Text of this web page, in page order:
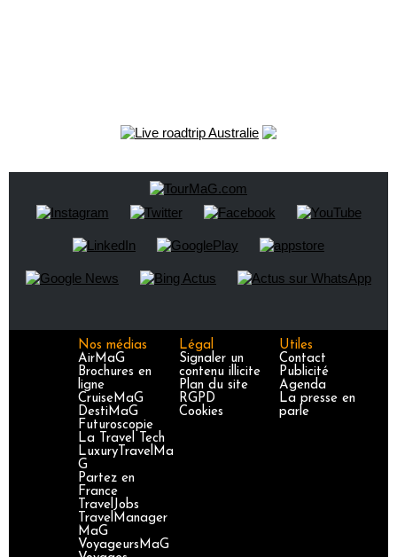
Nos médias
AirMaG
Brochures en
ligne
CruiseMaG
DestiMaG
Futuroscopie
La Travel Tech
LuxuryTravelMa
G
Partez en
France
TravelJobs
TravelManager
MaG
VoyageursMaG
Légal
Signaler un
contenu illicite
Plan du site
RGPD
Cookies
Utiles
Contact
Publicité
Agenda
La presse en
parle